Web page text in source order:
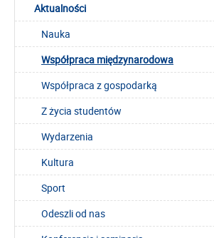
Aktualności
Nauka
Współpraca międzynarodowa
Współpraca z gospodarką
Z życia studentów
Wydarzenia
Kultura
Sport
Odeszli od nas